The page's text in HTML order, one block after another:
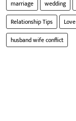
marriage wedding
Relationship Tips
Love
husband wife conflict